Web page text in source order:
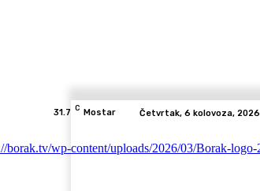
31.7 C Mostar Četvrtak, 6 kolovoza, 2026